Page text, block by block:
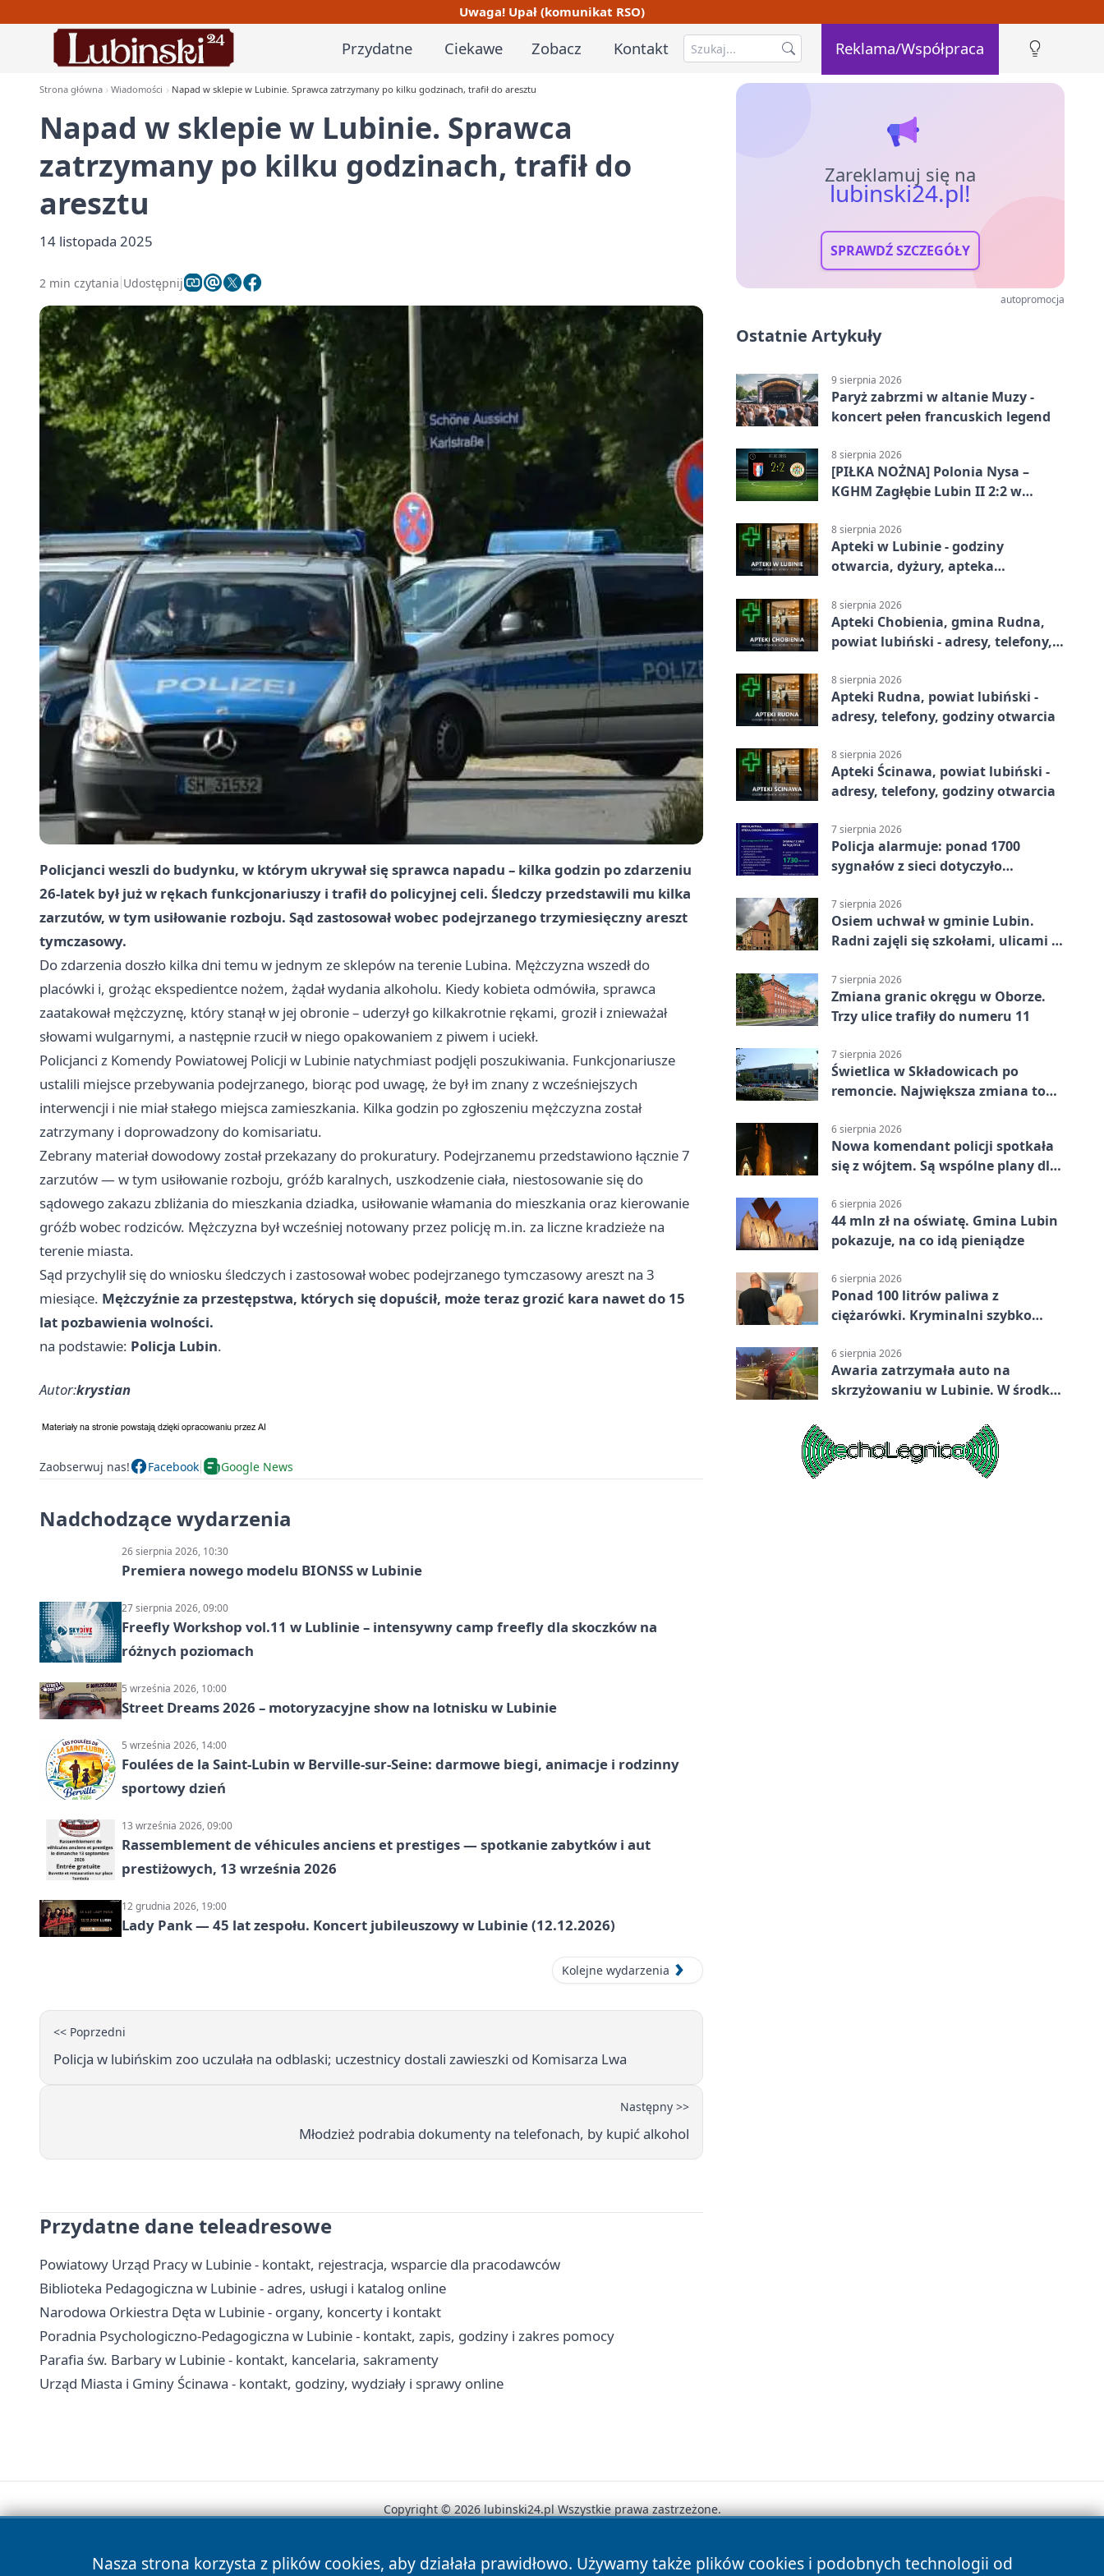
Uwaga! Upał (komunikat RSO)
Przydatne Ciekawe Zobacz Kontakt Reklama/Współpraca
Strona główna Wiadomości Napad w sklepie w Lubinie. Sprawca zatrzymany po kilku godzinach, trafił do aresztu
Napad w sklepie w Lubinie. Sprawca
zatrzymany po kilku godzinach, trafił do
aresztu
14 listopada 2025
2 min czytania Udostępnij
Policjanci weszli do budynku, w którym ukrywał się sprawca napadu – kilka godzin po zdarzeniu
26-latek był już w rękach funkcjonariuszy i trafił do policyjnej celi. Śledczy przedstawili mu kilka
zarzutów, w tym usiłowanie rozboju. Sąd zastosował wobec podejrzanego trzymiesięczny areszt
tymczasowy.
Do zdarzenia doszło kilka dni temu w jednym ze sklepów na terenie Lubina. Mężczyzna wszedł do
placówki i, grożąc ekspedientce nożem, żądał wydania alkoholu. Kiedy kobieta odmówiła, sprawca
zaatakował mężczyznę, który stanął w jej obronie – uderzył go kilkakrotnie rękami, groził i znieważał
słowami wulgarnymi, a następnie rzucił w niego opakowaniem z piwem i uciekł.
Policjanci z Komendy Powiatowej Policji w Lubinie natychmiast podjęli poszukiwania. Funkcjonariusze
ustalili miejsce przebywania podejrzanego, biorąc pod uwagę, że był im znany z wcześniejszych
interwencji i nie miał stałego miejsca zamieszkania. Kilka godzin po zgłoszeniu mężczyzna został
zatrzymany i doprowadzony do komisariatu.
Zebrany materiał dowodowy został przekazany do prokuratury. Podejrzanemu przedstawiono łącznie 7
zarzutów — w tym usiłowanie rozboju, gróźb karalnych, uszkodzenie ciała, niestosowanie się do
sądowego zakazu zbliżania do mieszkania dziadka, usiłowanie włamania do mieszkania oraz kierowanie
gróźb wobec rodziców. Mężczyzna był wcześniej notowany przez policję m.in. za liczne kradzieże na
terenie miasta.
Sąd przychylił się do wniosku śledczych i zastosował wobec podejrzanego tymczasowy areszt na 3
miesiące. Mężczyźnie za przestępstwa, których się dopuścił, może teraz grozić kara nawet do 15
lat pozbawienia wolności.
na podstawie: Policja Lubin.
Autor:krystian
Zaobserwuj nas! Facebook Google News
Nadchodzące wydarzenia
26 sierpnia 2026, 10:30
Premiera nowego modelu BIONSS w Lubinie
27 sierpnia 2026, 09:00
Freefly Workshop vol.11 w Lublinie – intensywny camp freefly dla skoczków na
różnych poziomach
5 września 2026, 10:00
Street Dreams 2026 – motoryzacyjne show na lotnisku w Lubinie
5 września 2026, 14:00
Foulées de la Saint-Lubin w Berville-sur-Seine: darmowe biegi, animacje i rodzinny
sportowy dzień
13 września 2026, 09:00
Rassemblement de véhicules anciens et prestiges — spotkanie zabytków i aut
prestiżowych, 13 września 2026
12 grudnia 2026, 19:00
Lady Pank — 45 lat zespołu. Koncert jubileuszowy w Lubinie (12.12.2026)
Kolejne wydarzenia
<< Poprzedni
Policja w lubińskim zoo uczulała na odblaski; uczestnicy dostali zawieszki od Komisarza Lwa
Następny >>
Młodzież podrabia dokumenty na telefonach, by kupić alkohol
Przydatne dane teleadresowe
Powiatowy Urząd Pracy w Lubinie - kontakt, rejestracja, wsparcie dla pracodawców
Biblioteka Pedagogiczna w Lubinie - adres, usługi i katalog online
Narodowa Orkiestra Dęta w Lubinie - organy, koncerty i kontakt
Poradnia Psychologiczno-Pedagogiczna w Lubinie - kontakt, zapis, godziny i zakres pomocy
Parafia św. Barbary w Lubinie - kontakt, kancelaria, sakramenty
Urząd Miasta i Gminy Ścinawa - kontakt, godziny, wydziały i sprawy online
Zareklamuj się na
lubinski24.pl!
SPRAWDŹ SZCZEGÓŁY
autopromocja
Ostatnie Artykuły
9 sierpnia 2026
Paryż zabrzmi w altanie Muzy -
koncert pełen francuskich legend
8 sierpnia 2026
[PIŁKA NOŻNA] Polonia Nysa –
KGHM Zagłębie Lubin II 2:2 w
8 sierpnia 2026
Apteki w Lubinie - godziny
otwarcia, dyżury, apteka
8 sierpnia 2026
Apteki Chobienia, gmina Rudna,
powiat lubiński - adresy, telefony,
8 sierpnia 2026
Apteki Rudna, powiat lubiński -
adresy, telefony, godziny otwarcia
8 sierpnia 2026
Apteki Ścinawa, powiat lubiński -
adresy, telefony, godziny otwarcia
7 sierpnia 2026
Policja alarmuje: ponad 1700
sygnałów z sieci dotyczyło
7 sierpnia 2026
Osiem uchwał w gminie Lubin.
Radni zajęli się szkołami, ulicami i
7 sierpnia 2026
Zmiana granic okręgu w Oborze.
Trzy ulice trafiły do numeru 11
7 sierpnia 2026
Świetlica w Składowicach po
remoncie. Największa zmiana to
6 sierpnia 2026
Nowa komendant policji spotkała
się z wójtem. Są wspólne plany dla
6 sierpnia 2026
44 mln zł na oświatę. Gmina Lubin
pokazuje, na co idą pieniądze
6 sierpnia 2026
Ponad 100 litrów paliwa z
ciężarówki. Kryminalni szybko
6 sierpnia 2026
Awaria zatrzymała auto na
skrzyżowaniu w Lubinie. W środku
Nasza strona korzysta z plików cookies, aby działała prawidłowo. Używamy także plików cookies i podobnych technologii od
Copyright © 2026 lubinski24.pl Wszystkie prawa zastrzeżone.
News Autorzy Polityka Prywatności Polityka Cookies